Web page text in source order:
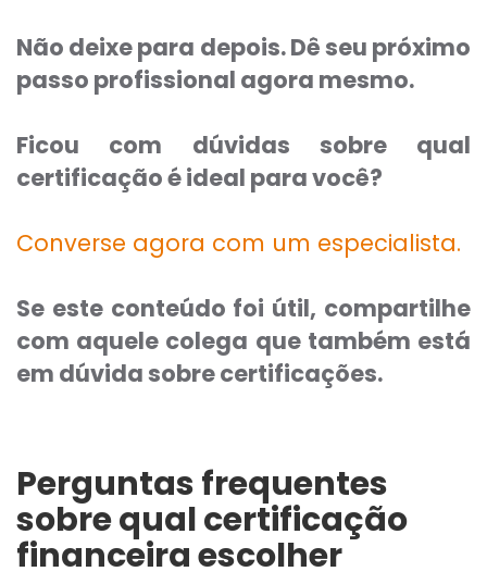
Não deixe para depois. Dê seu próximo
passo profissional agora mesmo.
Ficou com dúvidas sobre qual
certificação é ideal para você?
Converse agora com um especialista.
Se este conteúdo foi útil, compartilhe
com aquele colega que também está
em dúvida sobre certificações.
Perguntas frequentes
sobre qual certificação
financeira escolher